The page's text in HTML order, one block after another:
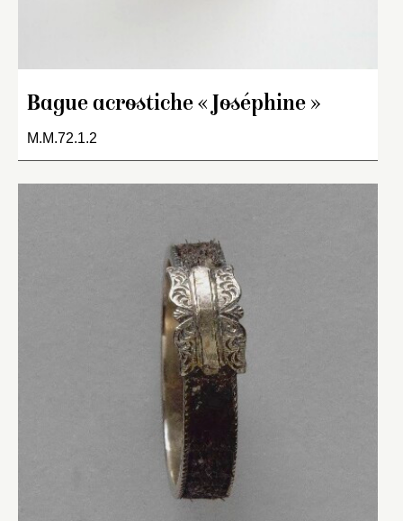
Bague acrostiche « Joséphine »
M.M.72.1.2